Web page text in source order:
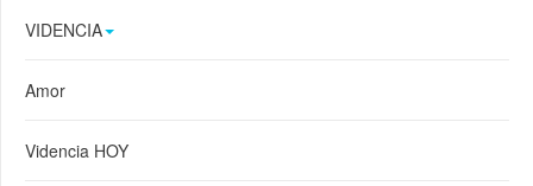
VIDENCIA
Amor
Videncia HOY